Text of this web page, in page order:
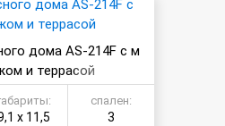
дома AS-214F с м
и террасой
х 11,5
спален:
3